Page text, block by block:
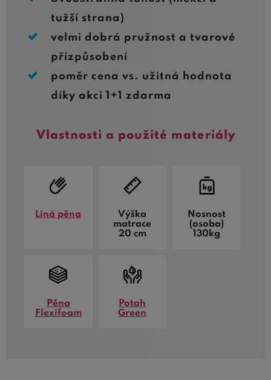
tužší strana)
velmi dobrá pružnost a tvarové
přizpůsobení
poměr cena vs. užitná hodnota
díky akci 1+1 zdarma
Vlastnosti a použité materiály
Líná pěna
Výška
matrace
20 cm
Nosnost
(osoba)
130kg
Pěna
Flexifoam
Potah
Green